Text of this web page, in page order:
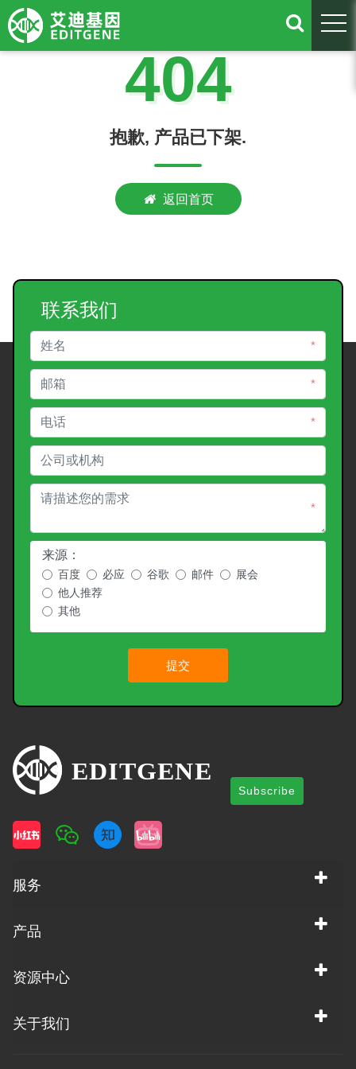
404
抱歉, 产品已下架.
返回首页
联系我们
*
*
*
*
来源：
百度 必应 谷歌 邮件
展会
他人推荐
其他
提交
Subscribe
服务
产品
资源中心
关于我们